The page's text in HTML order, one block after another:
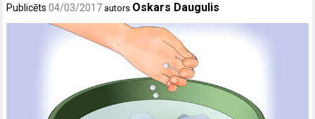
Publicēts04/03/2017 autors Oskars Daugulis